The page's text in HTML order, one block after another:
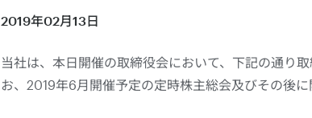
2019年02月13日
当社は、本日開催の取締役会において、下記の通り
お、2019年6月開催予定の定時株主総会及びその後